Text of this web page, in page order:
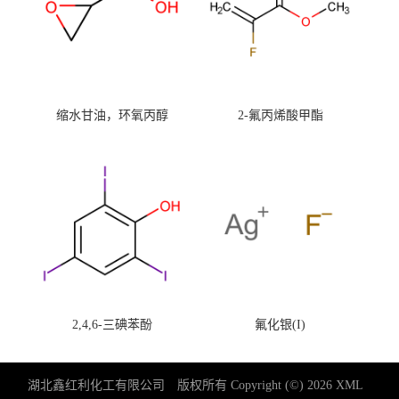
缩水甘油，环氧丙醇 2-氟丙烯酸甲酯
2,4,6-三碘苯酚 氟化银(I)
湖北鑫红利化工有限公司 版权所有 Copyright (©) 2026 XML